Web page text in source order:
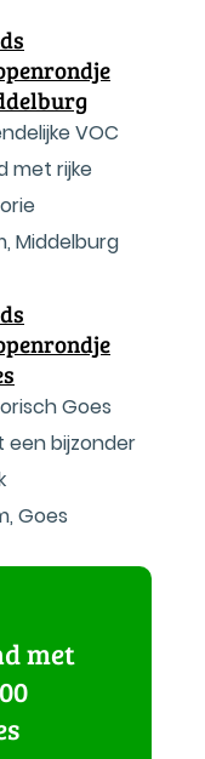
VOC
met rijke
, Middelburg
Goes
een bijzonder
, Goes
met